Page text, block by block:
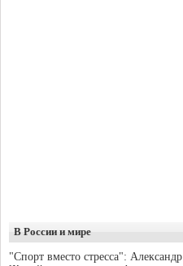
В России и мире
"Спорт вместо стресса": Александр